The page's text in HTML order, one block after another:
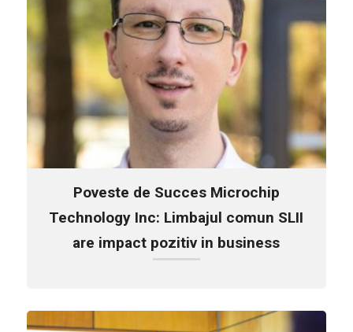
Poveste de Succes Microchip
Technology Inc: Limbajul comun SLII
are impact pozitiv in business